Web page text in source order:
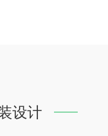
设计